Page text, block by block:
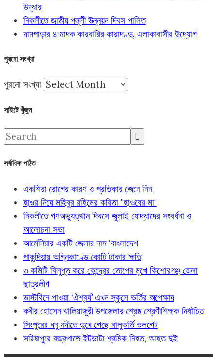
উদ্ধার
নিকলীতে জাতীয় পল্লী উন্নয়ন দিবস পালিত
দামপাড়ার ৪ মাদক কারবারির কারাদণ্ড, এলাকাবাসীর উদ্যোগ
পুরনো সংখ্যা
পুরনো সংখ্যা
সাইটে খুঁজুন
সর্বাধিক পঠিত
একশিরা রোগের কারণ ও প্রতিকার জেনে নিন
হাওর নিয়ে মহিবুর রহিমের কবিতা "হাওরের মা"
নিকলীতে গণঅভ্যুত্থান দিবসে জুলাই যোদ্ধাদের সংবর্ধনা ও
আলোচনা সভা
আর্মেনিয়ার একটি জেলার নাম ‘বাংলাদেশ’
পাকুন্দিয়ায় অগ্নিকাণ্ডে কোটি টাকার ক্ষতি
৩ কমিটি বিলুপ্ত করে কেন্দ্রের তোপের মুখে কিশোরগঞ্জ জেলা
ছাত্রলীগ
ডাস্টবিনে পাওয়া ‘ঐশ্বর্য’ এখন স্কুলে ভর্তির অপেক্ষায়
কবীর হোসেন খালিয়াজুরী উপজেলার শ্রেষ্ঠ শ্রেণীশিক্ষক নির্বাচিত
সিংপুরের ধনু নদীতে ডুবে গেছে বালুভর্তি ভলগেট
সরিষাপুরে বজ্রপাতে ইটভাটা শ্রমিক নিহত, আহত দুই